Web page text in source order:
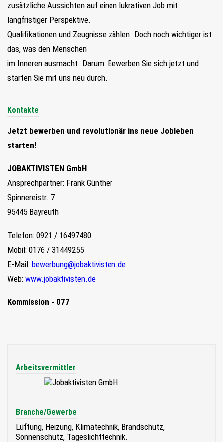
zusätzliche Aussichten auf einen lukrativen Job mit
langfristiger Perspektive.
Qualifikationen und Zeugnisse zählen. Doch noch wichtiger ist
das, was den Menschen
im Inneren ausmacht. Darum: Bewerben Sie sich jetzt und
starten Sie mit uns neu durch.
Kontakte
Jetzt bewerben und revolutionär ins neue Jobleben
starten!
JOBAKTIVISTEN GmbH
Ansprechpartner: Frank Günther
Spinnereistr. 7
95445 Bayreuth
Telefon: 0921 / 16497480
Mobil: 0176 / 31449255
E-Mail: bewerbung@jobaktivisten.de
Web: www.jobaktivisten.de
Kommission - 077
Arbeitsvermittler
Branche/Gewerbe
Lüftung, Heizung, Klimatechnik, Brandschutz,
Sonnenschutz, Tageslichttechnik.